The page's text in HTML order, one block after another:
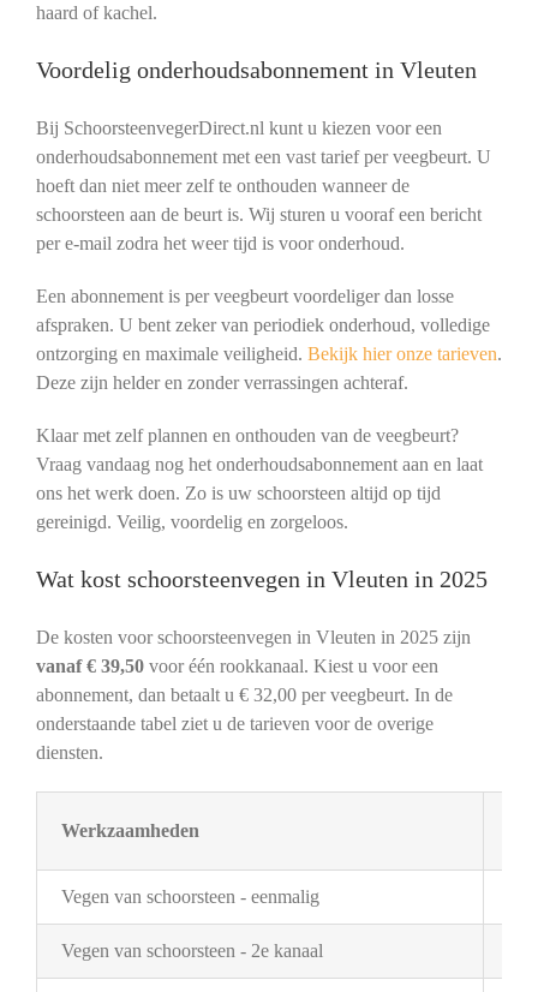
haard of kachel.
Voordelig onderhoudsabonnement in Vleuten
Bij SchoorsteenvegerDirect.nl kunt u kiezen voor een
onderhoudsabonnement met een vast tarief per veegbeurt. U
hoeft dan niet meer zelf te onthouden wanneer de
schoorsteen aan de beurt is. Wij sturen u vooraf een bericht
per e-mail zodra het weer tijd is voor onderhoud.
Een abonnement is per veegbeurt voordeliger dan losse
afspraken. U bent zeker van periodiek onderhoud, volledige
ontzorging en maximale veiligheid. Bekijk hier onze tarieven.
Deze zijn helder en zonder verrassingen achteraf.
Klaar met zelf plannen en onthouden van de veegbeurt?
Vraag vandaag nog het onderhoudsabonnement aan en laat
ons het werk doen. Zo is uw schoorsteen altijd op tijd
gereinigd. Veilig, voordelig en zorgeloos.
Wat kost schoorsteenvegen in Vleuten in 2025
De kosten voor schoorsteenvegen in Vleuten in 2025 zijn
vanaf € 39,50voor één rookkanaal. Kiest u voor een
abonnement, dan betaalt u € 32,00 per veegbeurt. In de
onderstaande tabel ziet u de tarieven voor de overige
diensten.
Werkzaamheden
Vegen van schoorsteen - eenmalig
Vegen van schoorsteen - 2e kanaal